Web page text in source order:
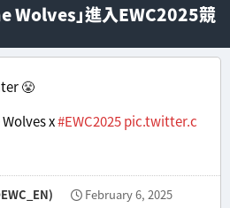
Wolves」進入EWC2025競
😤
Wolves x#EWC2025pic.twitter.c
February 6, 2025